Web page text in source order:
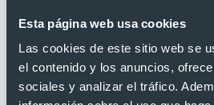
Esta página web usa cookies
Las cookies de este sitio web se
el contenido y los anuncios,
sociales y analizar el tráfico.